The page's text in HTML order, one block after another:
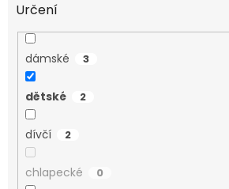
Určení
dámské 3
dětské 2
dívčí 2
chlapecké 0